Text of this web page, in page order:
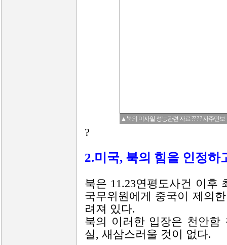
▲북의 미사일 성능관련 자료 ?? ? ? 자주민보
?
2.미국, 북의 힘을 인정하
북은 11.23연평도사건 이후
국무위원에게 중국이 제의
려져 있다.
북의 이러한 입장은 천안함
실, 새삼스러울 것이 없다.